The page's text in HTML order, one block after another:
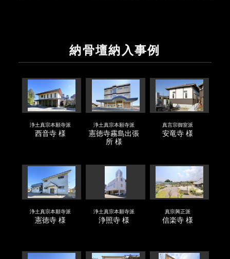
納骨壇納入事例
浄土真宗本願寺派
西音寺 様
浄土真宗本願寺派
憲徳寺霧島出張
所 様
真言宗御室派
安竜寺 様
浄土真宗本願寺派
憲徳寺 様
浄土真宗本願寺派
浄照寺 様
真宗興正派
信楽寺 様